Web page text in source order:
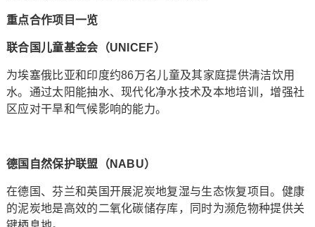
重点合作项目一览
联合国儿童基金会（UNICEF）
为埃塞俄比亚和印度约86万名儿童及其家庭提供清洁饮用
水。通过太阳能抽水、现代化净水技术及本地培训，增强社
区应对干旱和气候影响的能力。
德国自然保护联盟（NABU）
在德国、芬兰和英国开展泥炭地复湿与生态恢复项目。健康
的泥炭地是高效的二氧化碳储存库，同时为濒危物种提供关